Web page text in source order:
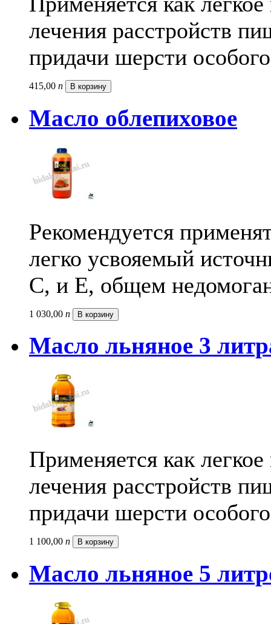
лечения расстройств
придачи шерсти
415,00 п В корзину
Масло облепиховое
Рекомендуется
легко усвояемый
С, и Е, общем
1 030,00 п В корзину
Масло льняное 3
Применяется как
лечения расстройств
придачи шерсти
1 100,00 п В корзину
Масло льняное 5